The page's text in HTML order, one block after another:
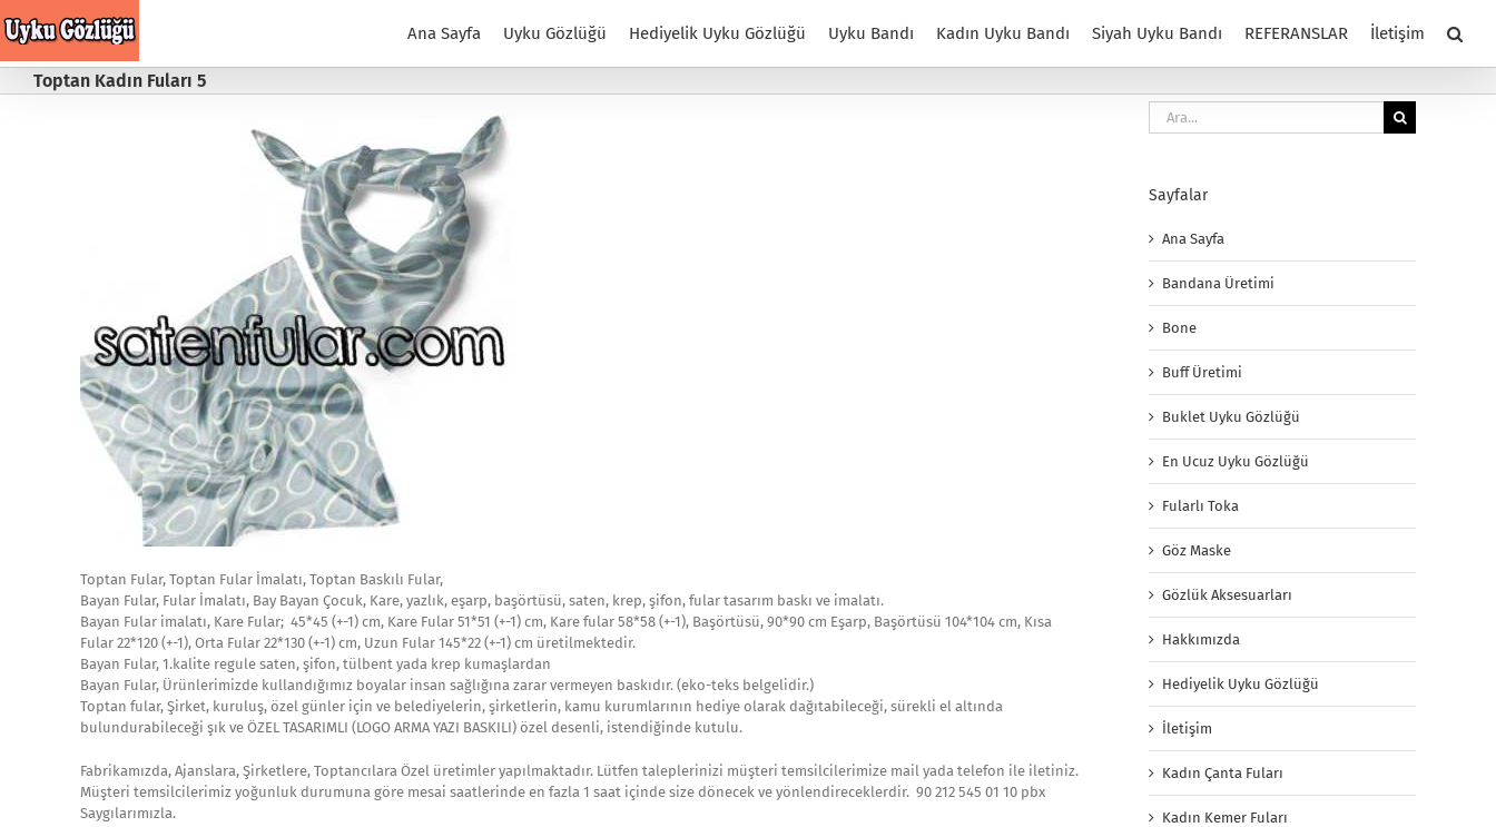
to
Ana Sayfa Uyku Gözlüğü Hediyelik Uyku Gözlüğü Uyku Bandı Kadın Uyku Bandı Siyah Uyku Bandı REFERANSLAR İletişim
Toptan Kadın Fuları 5
Toptan Fular, Toptan Fular İmalatı, Toptan Baskılı Fular,
Bayan Fular, Fular İmalatı, Bay Bayan Çocuk, Kare, yazlık, eşarp, başörtüsü, saten, krep, şifon, fular tasarım baskı ve imalatı.
Bayan Fular imalatı, Kare Fular; 45*45 (+-1) cm, Kare Fular 51*51 (+-1) cm, Kare fular 58*58 (+-1), Başörtüsü, 90*90 cm Eşarp, Başörtüsü 104*104 cm, Kısa
Fular 22*120 (+-1), Orta Fular 22*130 (+-1) cm, Uzun Fular 145*22 (+-1) cm üretilmektedir.
Bayan Fular, 1.kalite regule saten, şifon, tülbent yada krep kumaşlardan
Bayan Fular, Ürünlerimizde kullandığımız boyalar insan sağlığına zarar vermeyen baskıdır. (eko-teks belgelidir.)
Toptan fular, Şirket, kuruluş, özel günler için ve belediyelerin, şirketlerin, kamu kurumlarının hediye olarak dağıtabileceği, sürekli el altında
bulundurabileceği şık ve ÖZEL TASARIMLI (LOGO ARMA YAZI BASKILI) özel desenli, istendiğinde kutulu.
Fabrikamızda, Ajanslara, Şirketlere, Toptancılara Özel üretimler yapılmaktadır. Lütfen taleplerinizi müşteri temsilcilerimize mail yada telefon ile iletiniz.
Müşteri temsilcilerimiz yoğunluk durumuna göre mesai saatlerinde en fazla 1 saat içinde size dönecek ve yönlendireceklerdir. 90 212 545 01 10 pbx
Saygılarımızla.
Ara:
Sayfalar
Ana Sayfa
Bandana Üretimi
Bone
Buff Üretimi
Buklet Uyku Gözlüğü
En Ucuz Uyku Gözlüğü
Fularlı Toka
Göz Maske
Gözlük Aksesuarları
Hakkımızda
Hediyelik Uyku Gözlüğü
İletişim
Kadın Çanta Fuları
Kadın Kemer Fuları